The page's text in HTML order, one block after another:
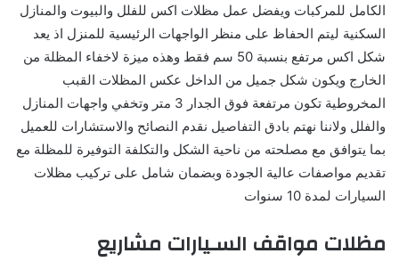
الكامل للمركبات ويفضل عمل مظلات اكس للفلل والبيوت والمنازل
السكنية ليتم الحفاظ على منظر الواجهات الرئيسية للمنزل اذ يعد
شكل اكس مرتفع بنسبة 50 سم فقط وهذه ميزة لاخفاء المظلة من
الخارج ويكون شكل جميل من الداخل عكس المظلات القبب
المخروطية تكون مرتفعة فوق الجدار 3 متر وتخفي واجهات المنازل
والفلل ولاننا نهتم بادق التفاصيل نقدم النصائح والاستشارات للعميل
بما يتوافق مع مصلحته من ناحية الشكل والتكلفة التوفيرة للمظلة مع
تقديم مواصفات عالية الجودة وبضمان شامل على تركيب مظلات
السيارات لمدة 10 سنوات
مظلات مواقف السـيارات مشاريع